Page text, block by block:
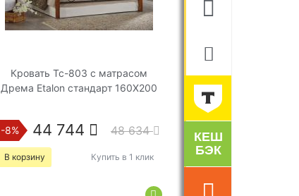
Кровать Tc-803 с матрасом
Дрема Etalon стандарт 160Х200
-8% 44 744 48 634
В корзину Купить в 1 клик